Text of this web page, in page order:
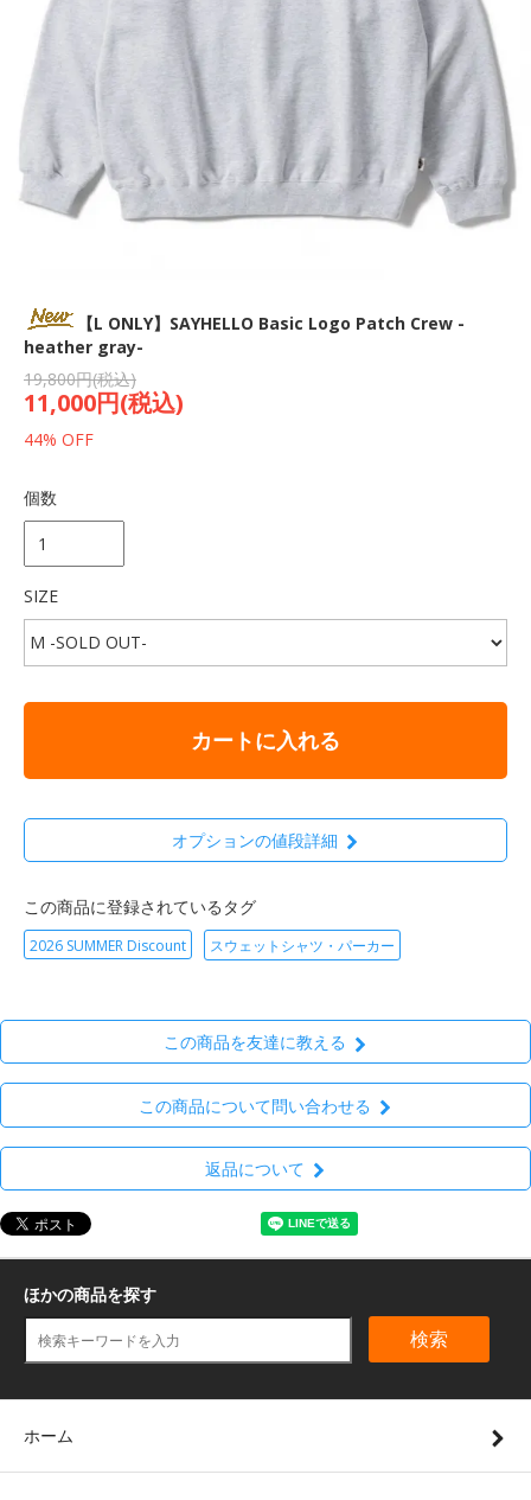
【L ONLY】SAYHELLO Basic Logo Patch Crew -
heather gray-
19,800円(税込)
11,000円(税込)
44% OFF
個数
SIZE
カートに入れる
オプションの値段詳細
この商品に登録されているタグ
2026 SUMMER Discount スウェットシャツ・パーカー
この商品を友達に教える
この商品について問い合わせる
返品について
ほかの商品を探す
検索
ホーム